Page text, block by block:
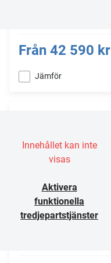
Från 42 590 kr
Jämför
Innehållet kan inte
visas
Aktivera
funktionella
tredjepartstjänster